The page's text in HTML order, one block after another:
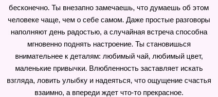
бесконечно. Ты внезапно замечаешь, что думаешь об этом
человеке чаще, чем о себе самом. Даже простые разговоры
наполняют день радостью, а случайная встреча способна
мгновенно поднять настроение. Ты становишься
внимательнее к деталям: любимый чай, любимый цвет,
маленькие привычки. Влюбленность заставляет искать
взгляда, ловить улыбку и надеяться, что ощущение счастья
взаимно, а впереди ждет что-то прекрасное.